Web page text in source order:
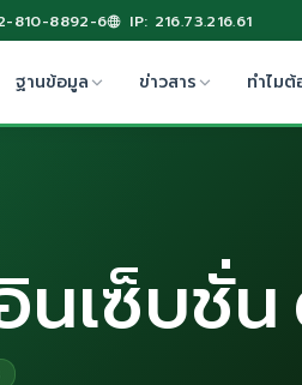
810-8892-6 IP: 216.73.216.61
ฐานข้อมูล ข่าวสาร ทำไมต้
นเซ็บชั่น